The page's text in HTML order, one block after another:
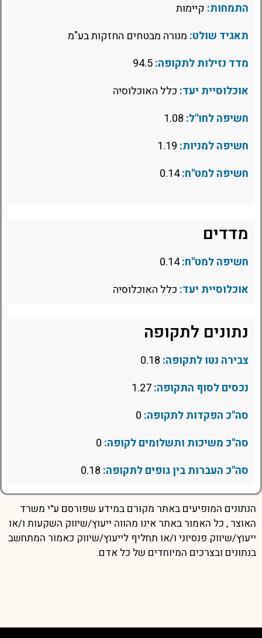
התמחות: קיימות
תאגיד שולט: מנורה מבטחים החזקות בע"מ
מדד נזילות לתקופה:
אוכלוסיית יעד: כלל האוכלוסיה
חשיפה לחו"ל:
חשיפה למניות:
חשיפה למט"ח:0.14
מדדים
חשיפה למט"ח:0.14
אוכלוסיית יעד: כלל האוכלוסיה
נתונים לתקופה
צבירה נטו לתקופה:
נכסים לסוף התקופה:
סה"כ הפקדות לתקופה:
סה"כ משיכות ותשלומים לקופה:
סה"כ העברות בין גופים לתקופה:
הנתונים המופיעים באתר מקורם במידע שפורסם ע"י משרד
האוצר , כל האמור באתר אינו מהווה ייעוץ/שיווק השקעות ו/או
ייעוץ/שיווק פנסיוני ו/או תחליף לייעוץ/שיווק כאמור המתחשב
בנתונים ובצרכים המיוחדים של כל אדם.